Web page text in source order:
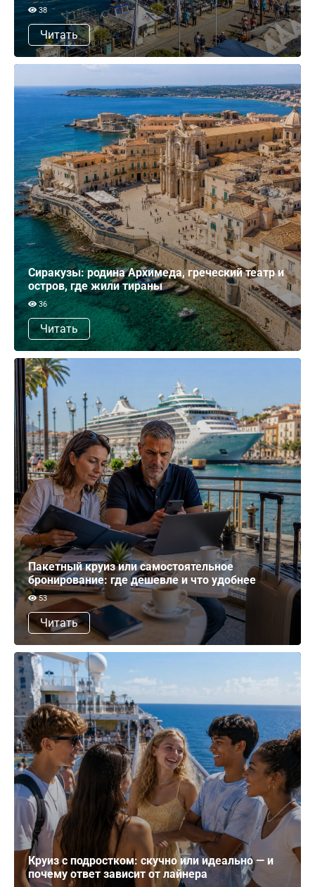
38
Читать
Сиракузы: родина Архимеда, греческий театр и
остров, где жили тираны
36
Читать
Пакетный круиз или самостоятельное
бронирование: где дешевле и что удобнее
53
Читать
Круиз с подростком: скучно или идеально — и
почему ответ зависит от лайнера